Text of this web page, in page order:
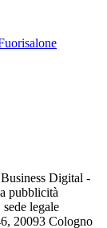
Digital -
pubblicità
legale
20093 Cologno